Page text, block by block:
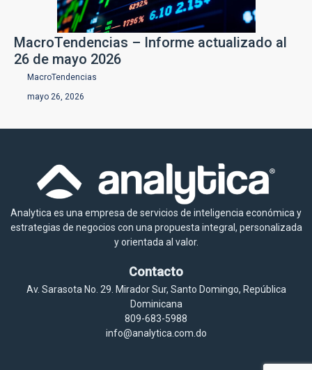
MacroTendencias – Informe actualizado al
26 de mayo 2026
MacroTendencias
mayo 26, 2026
Analytica es una empresa de servicios de inteligencia económica y
estrategias de negocios con una propuesta integral, personalizada
y orientada al valor.
Contacto
Av. Sarasota No. 29. Mirador Sur, Santo Domingo, República
Dominicana
809-683-5988
info@analytica.com.do